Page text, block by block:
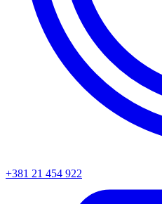
+381 21 454 922